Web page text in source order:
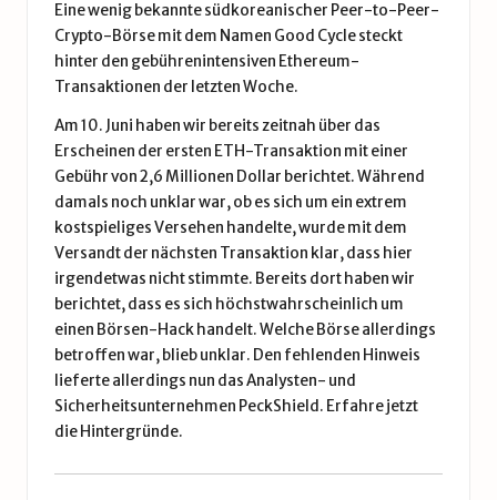
Eine wenig bekannte südkoreanischer Peer-to-Peer-
Crypto-Börse mit dem Namen Good Cycle steckt
hinter den gebührenintensiven Ethereum-
Transaktionen der letzten Woche.
Am 10. Juni haben wir bereits zeitnah über das
Erscheinen der ersten ETH-Transaktion mit einer
Gebühr von 2,6 Millionen Dollar berichtet. Während
damals noch unklar war, ob es sich um ein extrem
kostspieliges Versehen handelte, wurde mit dem
Versandt der nächsten Transaktion klar, dass hier
irgendetwas nicht stimmte. Bereits dort haben wir
berichtet, dass es sich höchstwahrscheinlich um
einen Börsen-Hackhandelt. Welche Börse allerdings
betroffen war, blieb unklar. Den fehlenden Hinweis
lieferte allerdings nun das Analysten- und
Sicherheitsunternehmen PeckShield. Erfahre jetzt
die Hintergründe.